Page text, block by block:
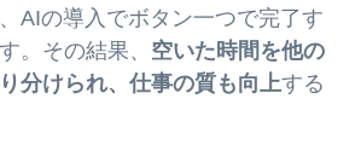
AIの導入でボタン一つで完了す
。その結果、 空いた時間を他の
分けられ、仕事の質も向上する